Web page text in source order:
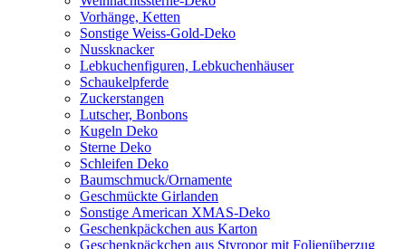
Vorhänge, Ketten
Sonstige Weiss-Gold-Deko
Nussknacker
Lebkuchenfiguren, Lebkuchenhäuser
Schaukelpferde
Zuckerstangen
Lutscher, Bonbons
Kugeln Deko
Sterne Deko
Schleifen Deko
Baumschmuck/Ornamente
Geschmückte Girlanden
Sonstige American XMAS-Deko
Geschenkpäckchen aus Karton
Geschenkpäckchen aus Styropor mit Folienüberzug